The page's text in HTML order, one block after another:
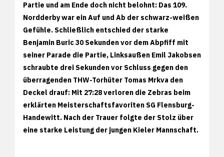
Partie und am Ende doch nicht belohnt: Das 109.
Nordderby war ein Auf und Ab der schwarz-weißen
Gefühle. Schließlich entschied der starke
Benjamin Buric 30 Sekunden vor dem Abpfiff mit
seiner Parade die Partie, Linksaußen Emil Jakobsen
schraubte drei Sekunden vor Schluss gegen den
überragenden THW-Torhüter Tomas Mrkva den
Deckel drauf: Mit 27:28 verloren die Zebras beim
erklärten Meisterschaftsfavoriten SG Flensburg-
Handewitt. Nach der Trauer folgte der Stolz über
eine starke Leistung der jungen Kieler Mannschaft.